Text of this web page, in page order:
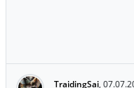
TraidingSai,